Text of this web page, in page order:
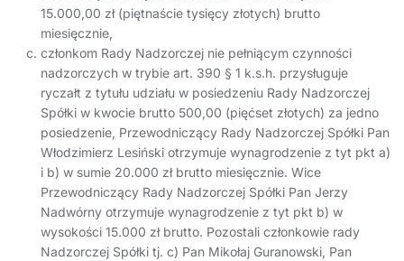
15.000,00 zł (piętnaście tysięcy złotych) brutto
miesięcznie,
członkom Rady Nadzorczej nie pełniącym czynności
nadzorczych w trybie art. 390 § 1 k.s.h. przysługuje
ryczałt z tytułu udziału w posiedzeniu Rady Nadzorczej
Spółki w kwocie brutto 500,00 (pięćset złotych) za jedno
posiedzenie, Przewodniczący Rady Nadzorczej Spółki Pan
Włodzimierz Lesiński otrzymuje wynagrodzenie z tyt pkt a)
i b) w sumie 20.000 zł brutto miesięcznie. Wice
Przewodniczący Rady Nadzorczej Spółki Pan Jerzy
Nadwórny otrzymuje wynagrodzenie z tyt pkt b) w
wysokości 15.000 zł brutto. Pozostali członkowie rady
Nadzorczej Spółki tj. c) Pan Mikołaj Guranowski, Pan